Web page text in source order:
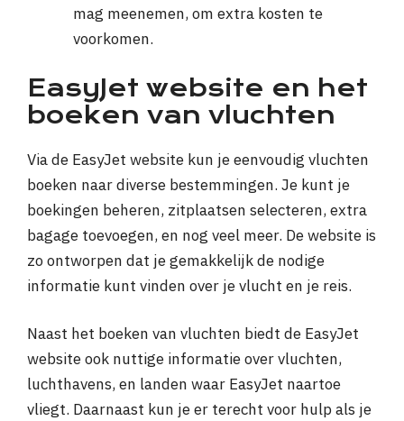
mag meenemen, om extra kosten te
voorkomen.
EasyJet website en het
boeken van vluchten
Via de EasyJet website kun je eenvoudig vluchten
boeken naar diverse bestemmingen. Je kunt je
boekingen beheren, zitplaatsen selecteren, extra
bagage toevoegen, en nog veel meer. De website is
zo ontworpen dat je gemakkelijk de nodige
informatie kunt vinden over je vlucht en je reis.
Naast het boeken van vluchten biedt de EasyJet
website ook nuttige informatie over vluchten,
luchthavens, en landen waar EasyJet naartoe
vliegt. Daarnaast kun je er terecht voor hulp als je